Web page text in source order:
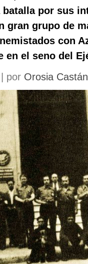
por sus
gran grupo de
con
en el seno del
por Orosia Castán